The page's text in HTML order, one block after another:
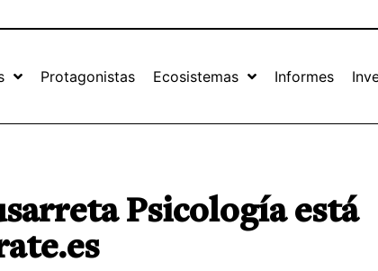
Protagonistas Ecosistemas Informes
Psicología está